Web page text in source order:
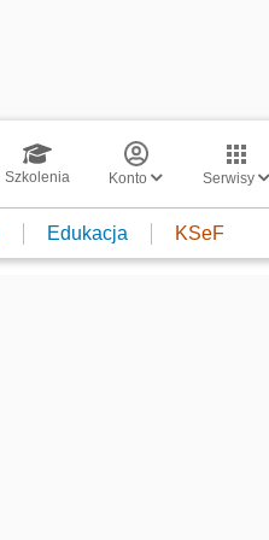
Szkolenia Konto Serwisy
Edukacja KSeF